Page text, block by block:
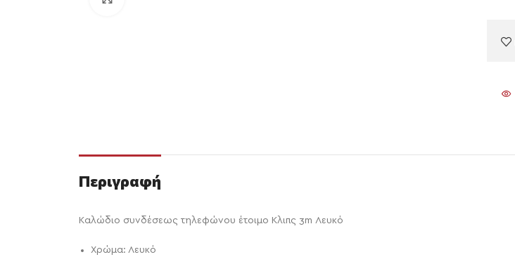
Περιγραφή
Καλώδιο συνδέσεως τηλεφώνου έτοιμο Κλιπς 3m Λευκό
Χρώμα: Λευκό